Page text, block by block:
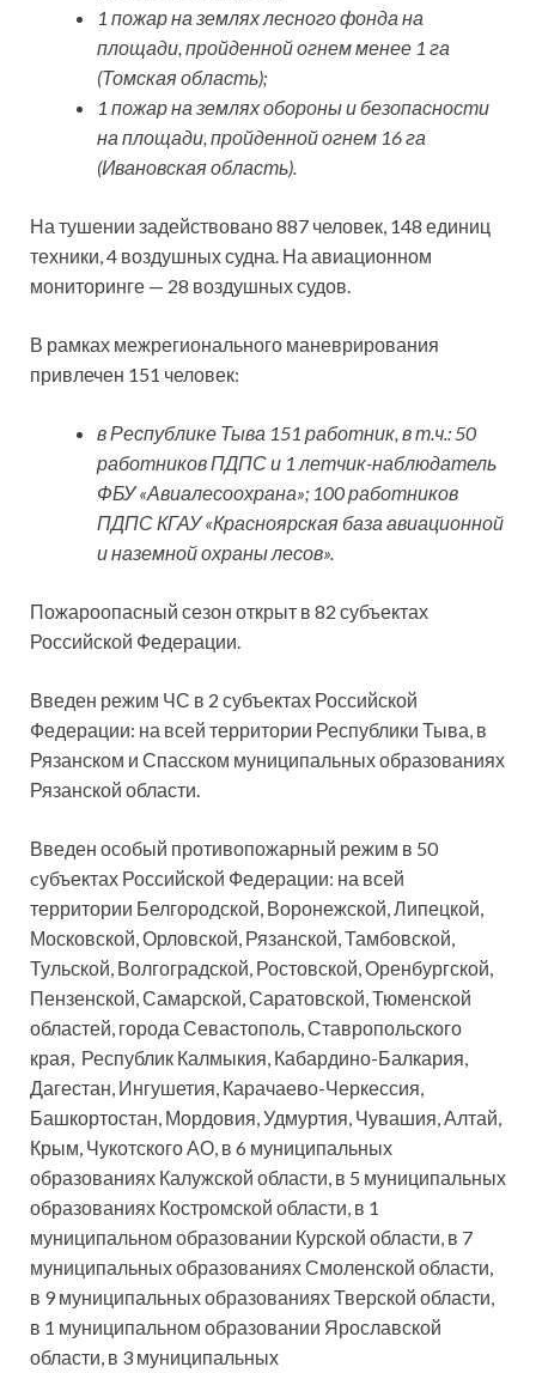
1 пожар на землях лесного фонда на
площади, пройденной огнем менее 1 га
(Томская область);
1 пожар на землях обороны и безопасности
на площади, пройденной огнем 16 га
(Ивановская область).
На тушении задействовано 887 человек, 148 единиц
техники, 4 воздушных судна. На авиационном
мониторинге — 28 воздушных судов.
В рамках межрегионального маневрирования
привлечен 151 человек:
в Республике Тыва 151 работник, в т.ч.: 50
работников ПДПС и 1 летчик-наблюдатель
ФБУ «Авиалесоохрана»; 100 работников
ПДПС КГАУ «Красноярская база авиационной
и наземной охраны лесов».
Пожароопасный сезон открыт в 82 субъектах
Российской Федерации.
Введен режим ЧС в 2 субъектах Российской
Федерации: на всей территории Республики Тыва, в
Рязанском и Спасском муниципальных образованиях
Рязанской области.
Введен особый противопожарный режим в 50
cубъектах Российской Федерации: на всей
территории Белгородской, Воронежской, Липецкой,
Московской, Орловской, Рязанской, Тамбовской,
Тульской, Волгоградской, Ростовской, Оренбургской,
Пензенской, Самарской, Саратовской, Тюменской
областей, города Севастополь, Ставропольского
края, Республик Калмыкия, Кабардино-Балкария,
Дагестан, Ингушетия, Карачаево-Черкессия,
Башкортостан, Мордовия, Удмуртия, Чувашия, Алтай,
Крым, Чукотского АО, в 6 муниципальных
образованиях Калужской области, в 5 муниципальных
образованиях Костромской области, в 1
муниципальном образовании Курской области, в 7
муниципальных образованиях Смоленской области,
в 9 муниципальных образованиях Тверской области,
в 1 муниципальном образовании Ярославской
области, в 3 муниципальных